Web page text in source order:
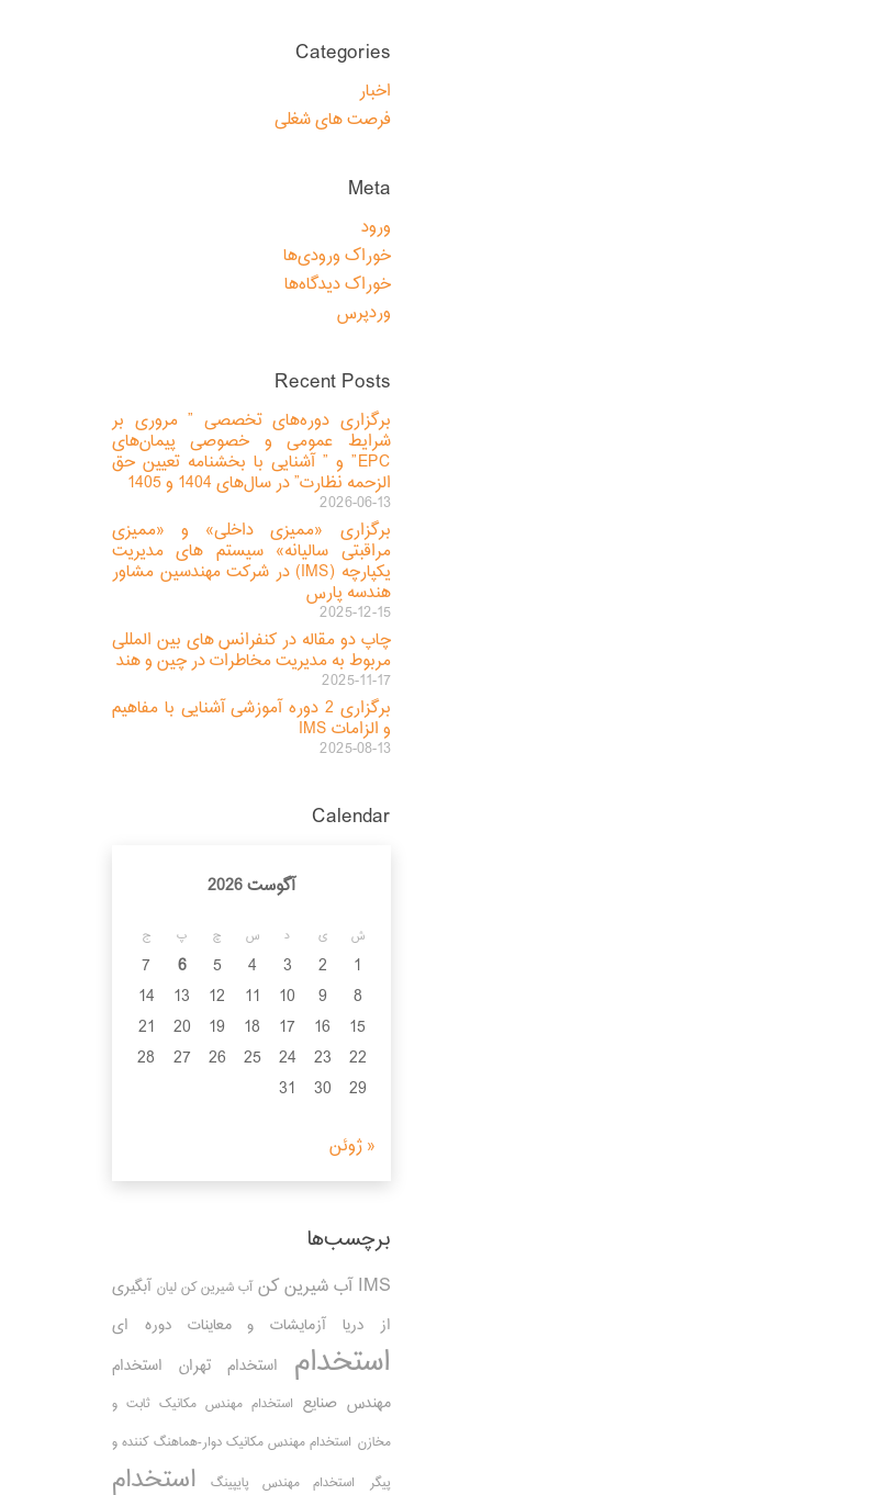
Categories
اخبار
فرصت های شغلی
Meta
ورود
خوراک ورودی‌ها
خوراک دیدگاه‌ها
وردپرس
Recent Posts
برگزاری دوره‌های تخصصی ” مروری بر
شرایط عمومی و خصوصی پیمان‌های
EPC” و ” آشنایی با بخشنامه تعیین حق
الزحمه نظارت” در سال‌های 1404 و 1405
2026-06-13
برگزاری «ممیزی داخلی» و «ممیزی
مراقبتی سالیانه» سیستم های مدیریت
یکپارچه (IMS) در شرکت مهندسین مشاور
هندسه پارس
2025-12-15
چاپ دو مقاله در کنفرانس های بین المللی
مربوط به مدیریت مخاطرات در چین و هند
2025-11-17
برگزاری 2 دوره آموزشی آشنایی با مفاهیم
و الزامات IMS
2025-08-13
Calendar
آگوست 2026
ش ی د س چ پ ج
1
2
3
4
5
6
7
8
9
10
11
12
13
14
15
16
17
18
19
20
21
22
23
24
25
26
27
28
29
30
31
« ژوئن
برچسب‌ها
IMS آب شیرین کن آب شیرین کن لیان آبگیری
از دریا
آزمایشات و معاینات دوره ای
استخدام استخدام تهران
استخدام
مهندس صنایع استخدام مهندس مکانیک ثابت و
مخازن استخدام مهندس مکانیک دوار-هماهنگ کننده و
پیگر
استخدام مهندس پایپینگ استخدام